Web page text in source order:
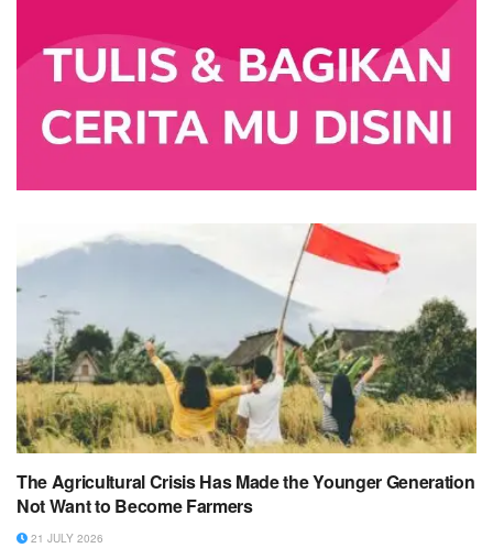
The Agricultural Crisis Has Made the Younger Generation
Not Want to Become Farmers
21 JULY 2026